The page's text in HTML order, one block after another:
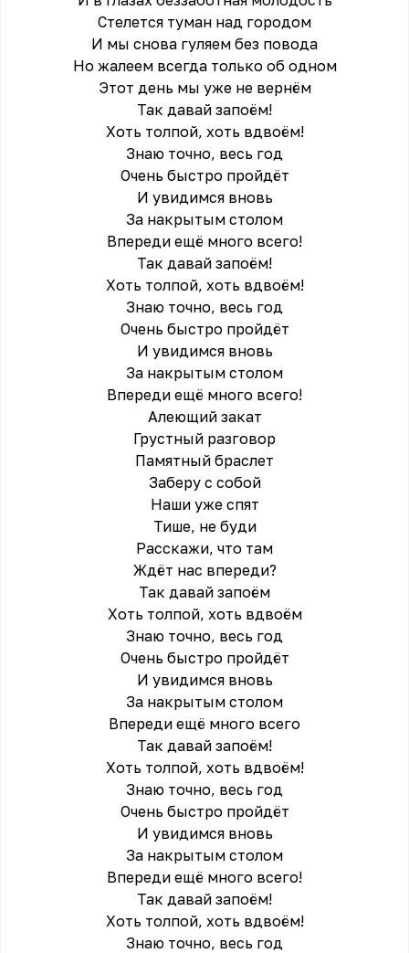
Стелется туман над городом
И мы снова гуляем без повода
Но жалеем всегда только об одном
Этот день мы уже не вернём
Так давай запоём!
Хоть толпой, хоть вдвоём!
Знаю точно, весь год
Очень быстро пройдёт
И увидимся вновь
За накрытым столом
Впереди ещё много всего!
Так давай запоём!
Хоть толпой, хоть вдвоём!
Знаю точно, весь год
Очень быстро пройдёт
И увидимся вновь
За накрытым столом
Впереди ещё много всего!
Алеющий закат
Грустный разговор
Памятный браслет
Заберу с собой
Наши уже спят
Тише, не буди
Расскажи, что там
Ждёт нас впереди?
Так давай запоём
Хоть толпой, хоть вдвоём
Знаю точно, весь год
Очень быстро пройдёт
И увидимся вновь
За накрытым столом
Впереди ещё много всего
Так давай запоём!
Хоть толпой, хоть вдвоём!
Знаю точно, весь год
Очень быстро пройдёт
И увидимся вновь
За накрытым столом
Впереди ещё много всего!
Так давай запоём!
Хоть толпой, хоть вдвоём!
Знаю точно, весь год